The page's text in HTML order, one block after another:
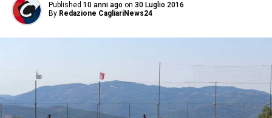
Published 10 anni ago on 30 Luglio 2016
By Redazione CagliariNews24